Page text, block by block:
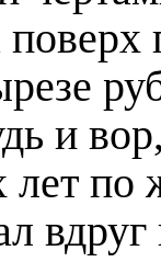
и
лет по